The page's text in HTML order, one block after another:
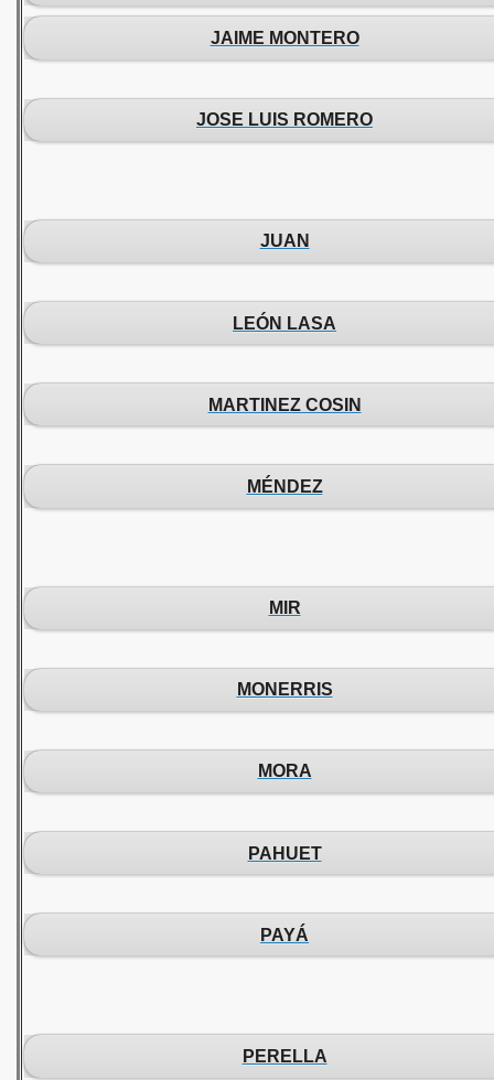
JAIME MONTERO
JOSE LUIS ROMERO
JUAN
LEÓN LASA
MARTINEZ COSIN
MÉNDEZ
MIR
MONERRIS
MORA
PAHUET
PAYÁ
PERELLA